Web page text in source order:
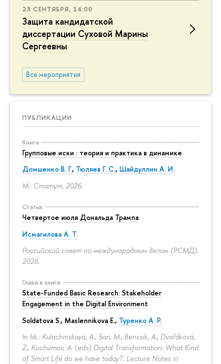
23 СЕНТЯБРЯ, 14:00
Защита кандидатской
диссертации Суховой Марины
Сергеевны
Все мероприятия
ПУБЛИКАЦИИ
Книга
Групповые иски : теория и практика в динамике
Домшенко В. Г., Тюляев Г. С., Шайдуллин А. И.
М.: Статут, 2026.
Статья
Четвертое июля Дональда Трампа
Исмагилова А. Т.
Российский совет по международным делам (РСМД).
2026.
Глава в книге
State-Funded Basic Research: Stakeholder
Engagement in the Digital Environment
Soldatova S., Maslennikova E., Туренко А. Р.
In bk.: Kulachinskaya, A., Sari, M., Bencsik, A., Dvořáková,
Z., Kuchumov, A. (eds) Digital Transformation: What Kind
of Smart Life do we have today?. Lecture Notes in